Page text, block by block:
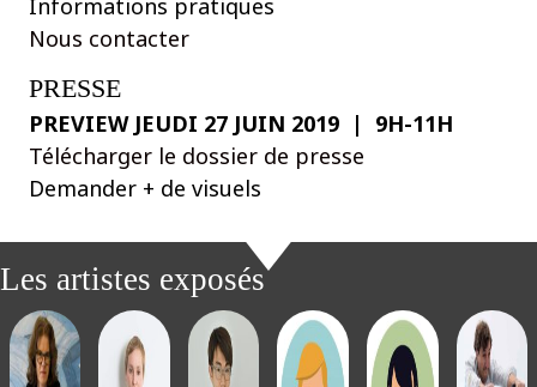
Informations pratiques
Nous contacter
PRESSE
PREVIEW JEUDI 27 JUIN 2019 | 9H-11H
Télécharger le dossier de presse
Demander + de visuels
Les artistes exposés